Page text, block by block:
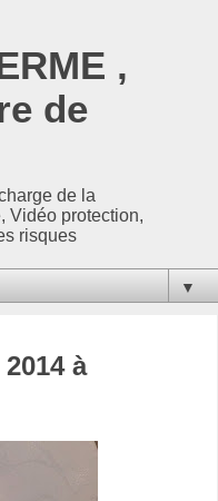
,
de
de la
Vidéo protection,
risques
▼
à